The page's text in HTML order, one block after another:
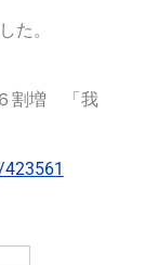
た。
割増 「我